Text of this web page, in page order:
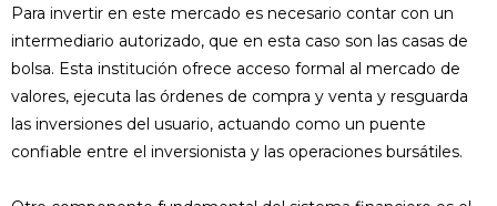
Para invertir en este mercado es necesario contar con un
intermediario autorizado, que en esta caso son las casas de
bolsa. Esta institución ofrece acceso formal al mercado de
valores, ejecuta las órdenes de compra y venta y resguarda
las inversiones del usuario, actuando como un puente
confiable entre el inversionista y las operaciones bursátiles.